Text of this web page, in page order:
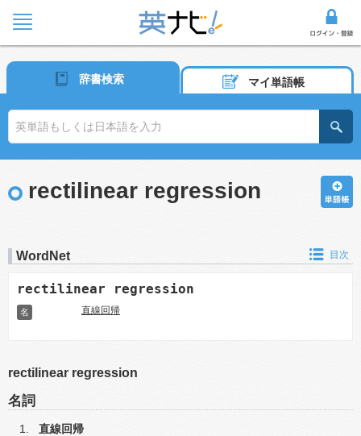
辞書検索 マイ単語帳
rectilinear regression
WordNet 目次
rectilinear regression
名 直線回帰
rectilinear regression
名詞
直線回帰